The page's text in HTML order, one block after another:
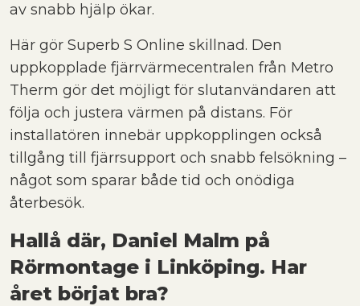
av snabb hjälp ökar.
Här gör Superb S Online skillnad. Den
uppkopplade fjärrvärmecentralen från Metro
Therm gör det möjligt för slutanvändaren att
följa och justera värmen på distans. För
installatören innebär uppkopplingen också
tillgång till fjärrsupport och snabb felsökning –
något som sparar både tid och onödiga
återbesök.
Hallå där, Daniel Malm på
Rörmontage i Linköping. Har
året börjat bra?